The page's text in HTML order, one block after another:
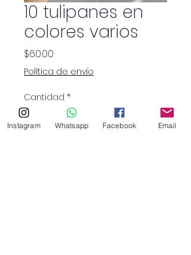
10 tulipanes en
colores varios
$60.00
Política de envío
Cantidad *
Instagram Whatsapp Facebook Email